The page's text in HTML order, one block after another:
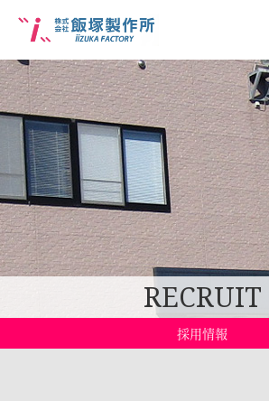
RECRUIT
採用情報